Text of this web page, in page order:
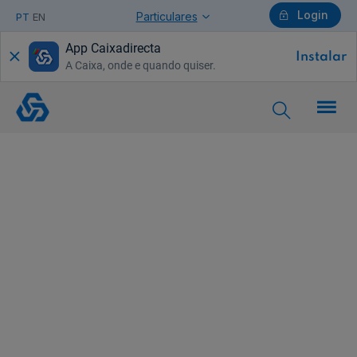
PT EN Login
Particulares
Particulares
App Caixadirecta
A Caixa, onde e quando quiser.
Instalar
Crédito
Habitação
Própria
para